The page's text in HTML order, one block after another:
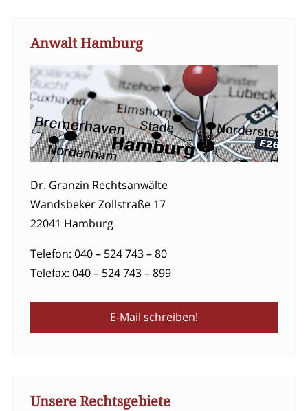
Anwalt Hamburg
Dr. Granzin Rechtsanwälte
Wandsbeker Zollstraße 17
22041 Hamburg
Telefon: 040 – 524 743 – 80
Telefax: 040 – 524 743 – 899
E-Mail schreiben!
Unsere Rechtsgebiete